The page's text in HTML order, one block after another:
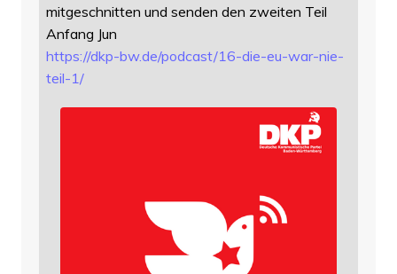
mitgeschnitten und senden den zweiten Teil
Anfang Jun
https://dkp-bw.de/podcast/16-die-eu-war-nie-
teil-1/